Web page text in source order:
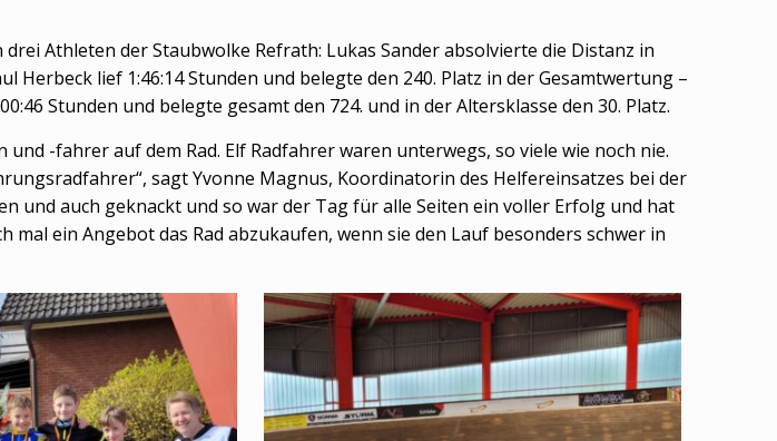
Athleten der Staubwolke Refrath: Lukas Sander absolvierte die Distanz in
Herbeck lief 1:46:14 Stunden und belegte den 240. Platz in der Gesamtwertung –
Stunden und belegte gesamt den 724. und in der Altersklasse den 30. Platz.
-fahrer auf dem Rad. Elf Radfahrer waren unterwegs, so viele wie noch nie.
sagt Yvonne Magnus, Koordinatorin des Helfereinsatzes bei der
und auch geknackt und so war der Tag für alle Seiten ein voller Erfolg und hat
mal ein Angebot das Rad abzukaufen, wenn sie den Lauf besonders schwer in